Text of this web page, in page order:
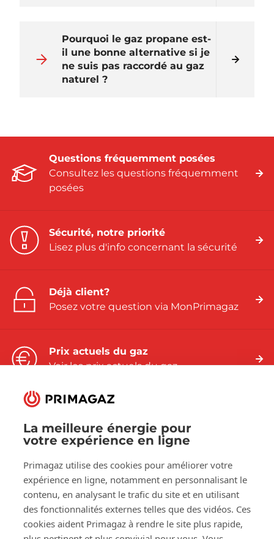
La meilleure énergie pour
votre expérience en ligne
Primagaz utilise des cookies pour améliorer votre
expérience en ligne, notamment en personnalisant le
contenu, en analysant le trafic du site et en utilisant
des fonctionnalités externes telles que des vidéos. Ces
cookies aident Primagaz à rendre le site plus rapide,
Pourquoi le gaz propane est-
il une bonne alternative si je
ne suis pas raccordé au gaz
naturel ?
Questions fréquemment posées
Consultez les questions fréquemment
posées
Sécurité, notre priorité
Lisez plus d'info concernant la sécurité
Déjà client?
Posez votre question via MonPrimagaz
Prix actuels du gaz
Voir les prix actuels du gaz
Suivez-nous sur:
Facebook
LinkedInYouTube
À propos de Primagaz